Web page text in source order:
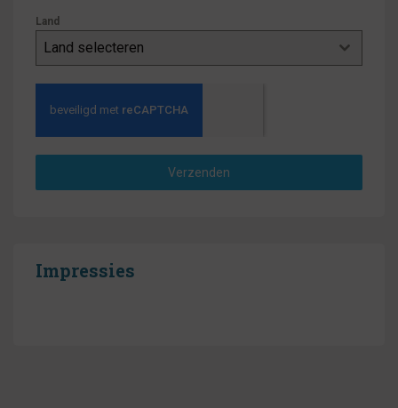
Land
Land selecteren
Verzenden
Impressies